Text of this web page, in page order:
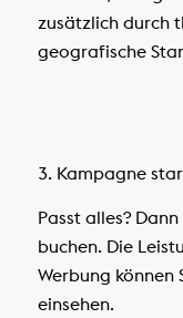
zusätzlich durch
geografische
3. Kampagne
Passt alles?
buchen. Die
Werbung können
einsehen.